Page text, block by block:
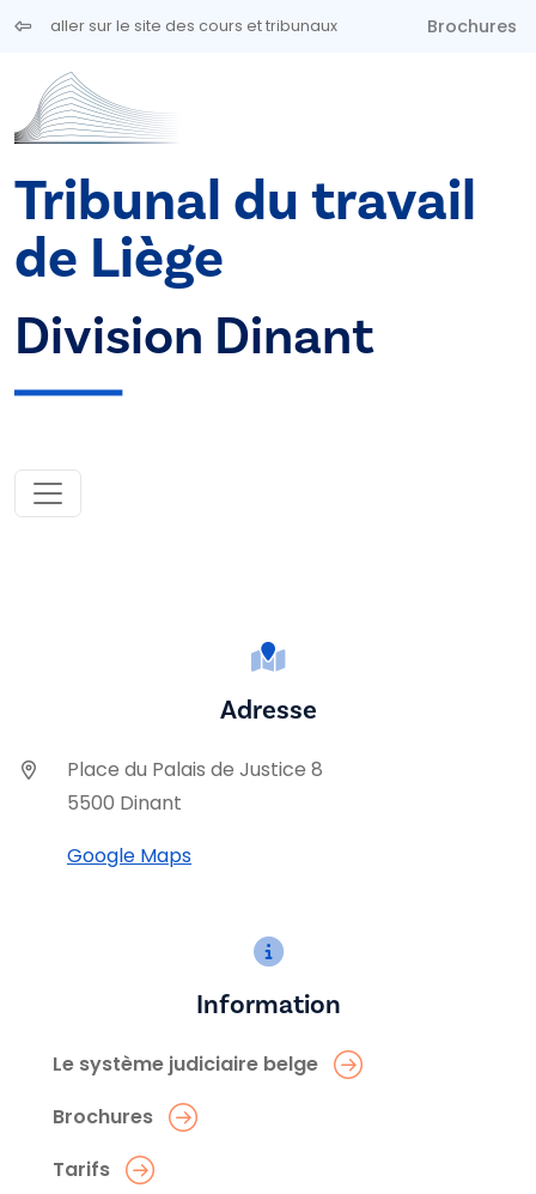
Aller au contenu principal
aller sur le site des cours et tribunaux Brochures
Tribunal du travail
de Liège
Division Dinant
Adresse
Place du Palais de Justice 8
5500 Dinant
Google Maps
Information
Le système judiciaire belge
Brochures
Tarifs